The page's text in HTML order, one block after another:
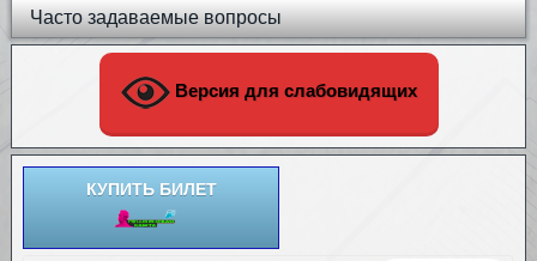
Часто задаваемые вопросы
Версия для слабовидящих
КУПИТЬ БИЛЕТ